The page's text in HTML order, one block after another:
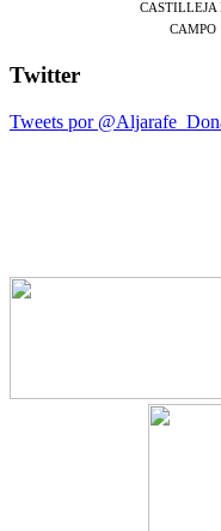
CASTILLEJA
CAMPO
Twitter
Tweets por